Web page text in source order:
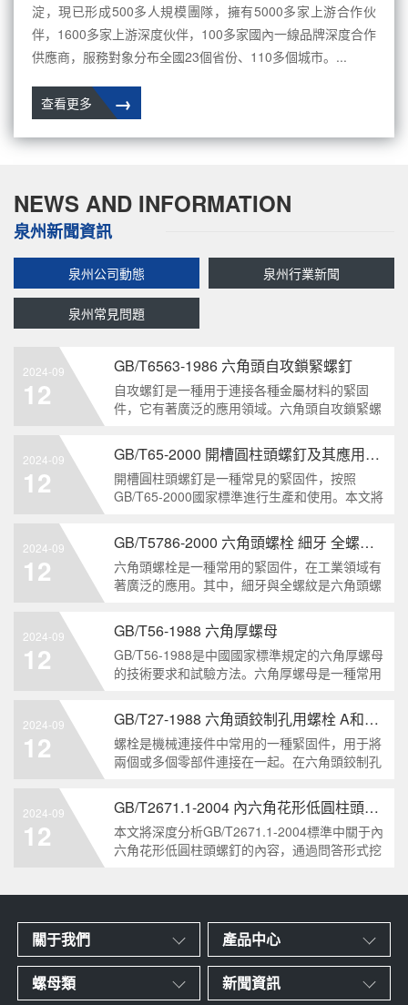
淀，現已形成500多人規模團隊，擁有5000多家上游合作伙
伴，1600多家上游深度伙伴，100多家國內一線品牌深度合作
供應商，服務對象分布全國23個省份、110多個城市。...
→
查看更多
NEWS AND INFORMATION
泉州新聞資訊
泉州公司動態 泉州行業新聞
泉州常見問題
2024-09
12
GB/T6563-1986 六角頭自攻鎖緊螺釘
自攻螺釘是一種用于連接各種金屬材料的緊固
件，它有著廣泛的應用領域。六角頭自攻鎖緊螺
標準。本文將深度分析這種螺釘的特點、應用以
及制造要求等相關知識點，為讀者提供全面的了
解。1. 六角頭自
2024-09
12
GB/T65-2000 開槽圓柱頭螺釘及其應用領域
開槽圓柱頭螺釘是一種常見的緊固件，按照
GB/T65-2000國家標準進行生產和使用。本文將
領域，幫助讀者更好地了解和應用該種螺釘。什
么是GB/T65-2000 開槽圓柱頭螺釘？GB/T65-
200
2024-09
12
GB/T5786-2000 六角頭螺栓 細牙 全螺紋——工業重要性和特點
六角頭螺栓是一種常用的緊固件，在工業領域有
著廣泛的應用。其中，細牙與全螺紋是六角頭螺
兩個方面，對GB/T5786-2000標準下的六角頭螺
栓 細牙 全螺紋進行深度分析和知識挖掘。什么
是GB/T57
2024-09
12
GB/T56-1988 六角厚螺母
GB/T56-1988是中國國家標準規定的六角厚螺母
的技術要求和試驗方法。六角厚螺母是一種常用
用于需要更大的力矩和耐久性的緊固裝配。六角
厚螺母的材料和制造工藝六角厚螺母通常由低碳
鋼、中碳鋼或合金鋼
2024-09
12
GB/T27-1988 六角頭鉸制孔用螺栓 A和B級
螺栓是機械連接件中常用的一種緊固件，用于將
兩個或多個零部件連接在一起。在六角頭鉸制孔
級和B級兩種。下面我們來分析一下這兩種級別
的螺栓有哪些區別。1. A級和B級的定義和標準
有什么不同?A級和B級是
2024-09
12
GB/T2671.1-2004 內六角花形低圓柱頭螺釘
本文將深度分析GB/T2671.1-2004標準中關于內
六角花形低圓柱頭螺釘的內容，通過問答形式挖
關于我們 產品中心
螺母類 新聞資訊